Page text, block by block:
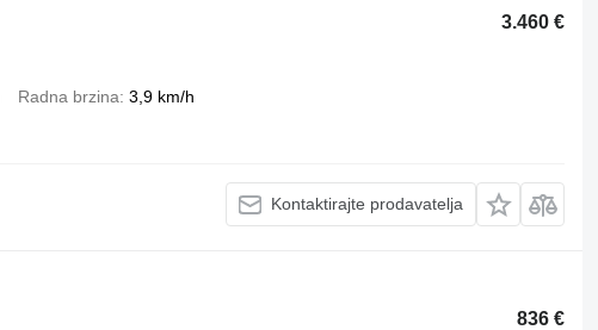
3.460 €
Radna brzina 3,9 km/h
Kontaktirajte prodavatelja
836 €